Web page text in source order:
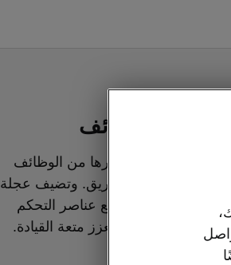
بالوظائف
والموسيقى وغيرها من الوظائف
انتباهك عن الطريق. وتضيف عجلة
ثنائية الأذرع مع عناصر التحكم
لمسة عصرية تعزز متعة القيادة.